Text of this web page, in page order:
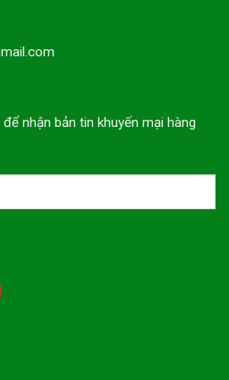
nhận bản tin khuyến mại hàng